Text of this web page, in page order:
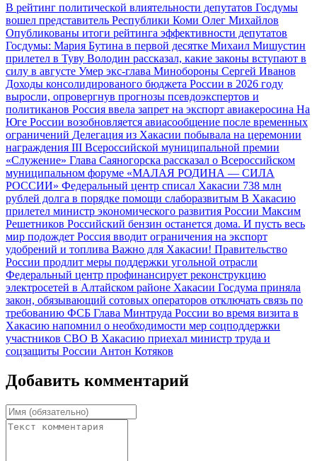
В рейтинг политической влиятельности депутатов Госдумы
вошел представитель Республики Коми Олег Михайлов
Опубликованы итоги рейтинга эффективности депутатов
Госдумы: Мария Бутина в первой десятке Михаил Мишустин
прилетел в Туву Володин рассказал, какие законы вступают в
силу в августе Умер экс-глава Минобороны Сергей Иванов
Доходы консолидированого бюджета России в 2026 году
выросли, опровергнув прогнозы псевдоэкспертов и
политиканов Россия ввела запрет на экспорт авиакеросина На
Юге России возобновляется авиасообщение после временных
ограничений Делегация из Хакасии побывала на церемонии
награждения III Всероссийской муниципальной премии
«Служение» Глава Саяногорска рассказал о Всероссийском
муниципальном форуме «МАЛАЯ РОДИНА — СИЛА
РОССИИ» Федеральный центр списал Хакасии 738 млн
рублей долга в порядке помощи слаборазвитым В Хакасию
прилетел министр экономического развития России Максим
Решетников Российский бензин останется дома. И пусть весь
мир подождет Россия вводит ограничения на экспорт
удобрений и топлива Важно для Хакасии! Правительство
России продлит меры поддержки угольной отрасли
Федеральный центр профинансирует реконструкцию
электросетей в Алтайском районе Хакасии Госдума приняла
закон, обязывающий сотовых операторов отключать связь по
требованию ФСБ Глава Минтруда России во время визита в
Хакасию напомнил о необходимости мер соцподдержки
участников СВО В Хакасию приехал министр труда и
соцзащиты России Антон Котяков
Добавить комментарий